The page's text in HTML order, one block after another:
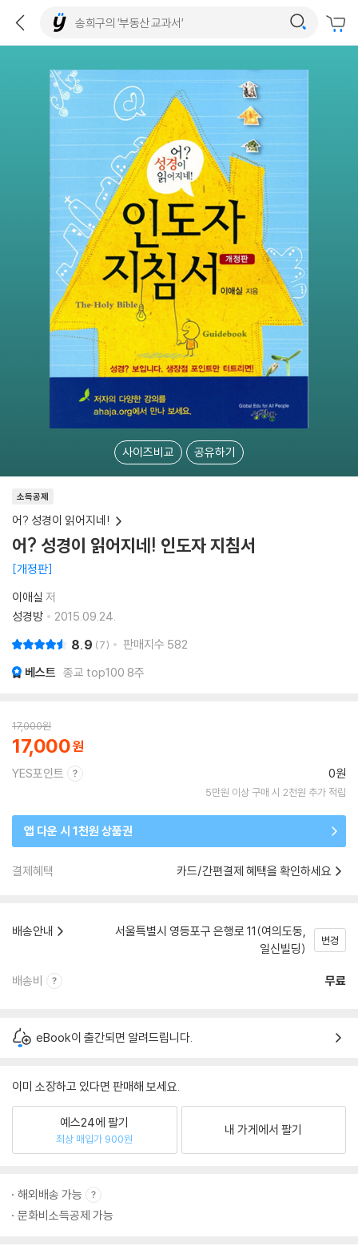
사이즈비교 공유하기
소득공제
어? 성경이 읽어지네!
어? 성경이 읽어지네! 인도자 지침서
개정판
이애실 저
성경방
2015.09.24.
8.9 7 판매지수 582
베스트 종교 top100 8주
17,000원
17,000
YES포인트 0원
5만원 이상 구매 시 2천원 추가 적립
앱 다운 시 1천원 상품권
결제혜택 카드/간편결제 혜택을 확인하세요
배송안내
서울특별시 영등포구 은행로 11(여의도동,
일신빌딩)
변경
배송비 무료
eBook이 출간되면 알려드립니다.
이미 소장하고 있다면 판매해 보세요.
예스24에 팔기
최상 매입가 900원
내 가게에서 팔기
해외배송 가능
문화비소득공제 가능